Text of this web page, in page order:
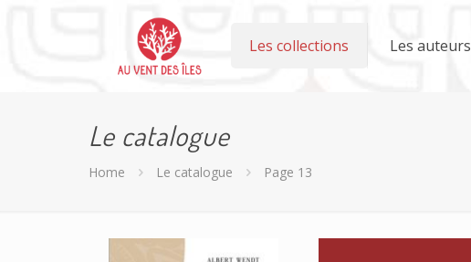
Les collections Les auteurs
Le catalogue
Home Le catalogue Page 13